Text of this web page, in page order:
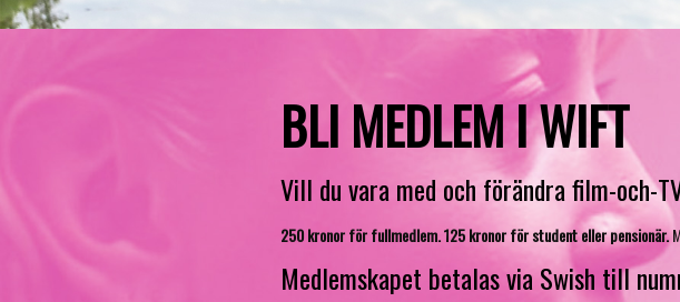
BLI MEDLEM I WIFT
Vill du vara med och förändra film-och-
250 kronor för fullmedlem. 125 kronor för student eller pensionär.
Medlemskapet betalas via Swish till